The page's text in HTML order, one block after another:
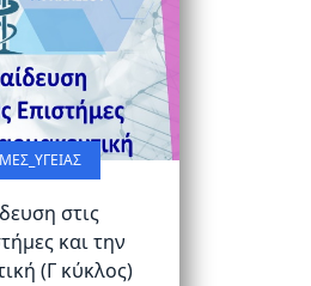
στις
και την
(Γ κύκλος)